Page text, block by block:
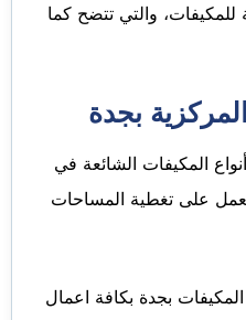
للمكيفات، والتي تتضح كما
المكيفات الشائعة في
يعمل على تغطية المساحات
بجدة بكافة اعمال